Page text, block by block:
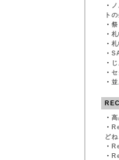
・
ト
・ 祭
・ 札
・ 札
・
・
・
・ 並
・
・
ど
・
・